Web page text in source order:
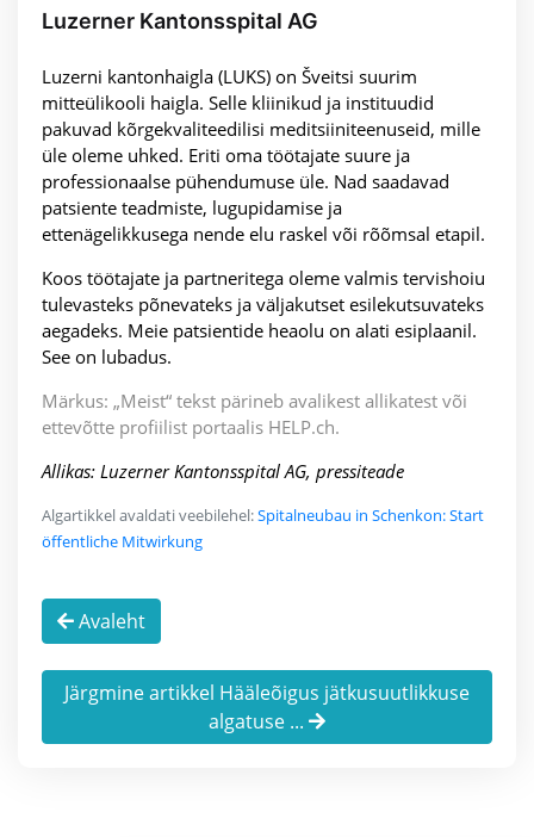
Luzerner Kantonsspital AG
Luzerni kantonhaigla (LUKS) on Šveitsi suurim
mitteülikooli haigla. Selle kliinikud ja instituudid
pakuvad kõrgekvaliteedilisi meditsiiniteenuseid, mille
üle oleme uhked. Eriti oma töötajate suure ja
professionaalse pühendumuse üle. Nad saadavad
patsiente teadmiste, lugupidamise ja
ettenägelikkusega nende elu raskel või rõõmsal etapil.
Koos töötajate ja partneritega oleme valmis tervishoiu
tulevasteks põnevateks ja väljakutset esilekutsuvateks
aegadeks. Meie patsientide heaolu on alati esiplaanil.
See on lubadus.
Märkus: „Meist“ tekst pärineb avalikest allikatest või
ettevõtte profiilist portaalis HELP.ch.
Allikas: Luzerner Kantonsspital AG, pressiteade
Algartikkel avaldati veebilehel:Spitalneubau in Schenkon: Start
öffentliche Mitwirkung
Avaleht
Järgmine artikkel Hääleõigus jätkusuutlikkuse
algatuse ...